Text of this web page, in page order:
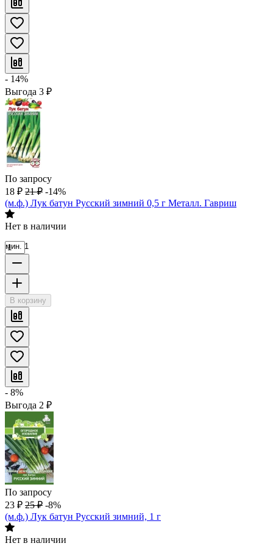
- 14%
Выгода 3 ₽
По запросу
18 ₽ 21 ₽ -14%
(м.ф.) Лук батун Русский зимний 0,5 г Металл. Гавриш
Нет в наличии
мин. 1
В корзину
- 8%
Выгода 2 ₽
По запросу
23 ₽ 25 ₽ -8%
(м.ф.) Лук батун Русский зимний, 1 г
Нет в наличии